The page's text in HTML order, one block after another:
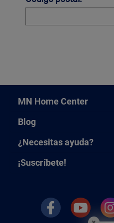
MN Home Center
Blog
¿Necesitas ayuda?
¡Suscríbete!